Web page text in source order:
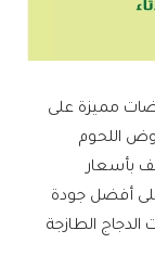
مميزة على
اللحوم
بأسعار
أفضل جودة
الطازجة